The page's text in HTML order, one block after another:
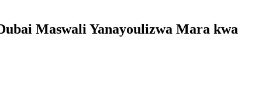
Maswali Yanayoulizwa Mara kwa